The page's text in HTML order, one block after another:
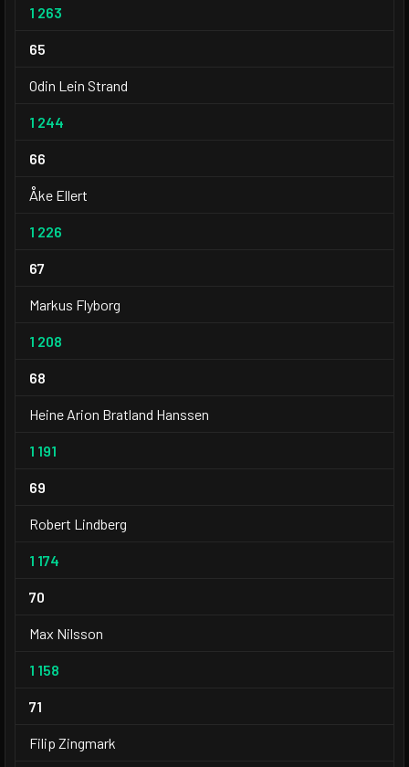
1 263
65
Odin Lein Strand
1 244
66
Åke Ellert
1 226
67
Markus Flyborg
1 208
68
Heine Arion Bratland Hanssen
1 191
69
Robert Lindberg
1 174
70
Max Nilsson
1 158
71
Filip Zingmark